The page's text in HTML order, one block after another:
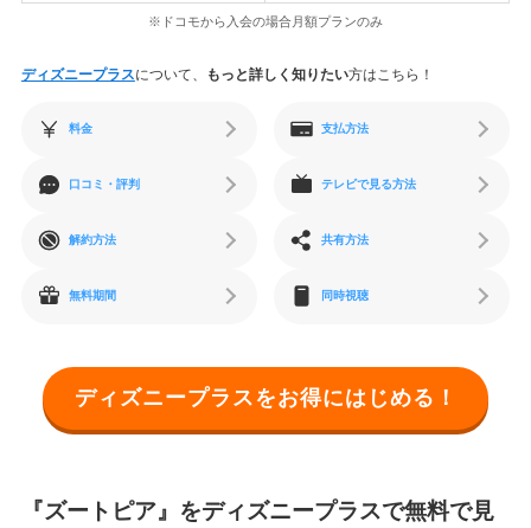
※ドコモから入会の場合月額プランのみ
ディズニープラスについて、 もっと詳しく知りたい方はこちら！
料金 支払方法
口コミ・評判 テレビで見る方法
解約方法 共有方法
無料期間 同時視聴
ディズニープラスをお得にはじめる！
『ズートピア』をディズニープラスで無料で見